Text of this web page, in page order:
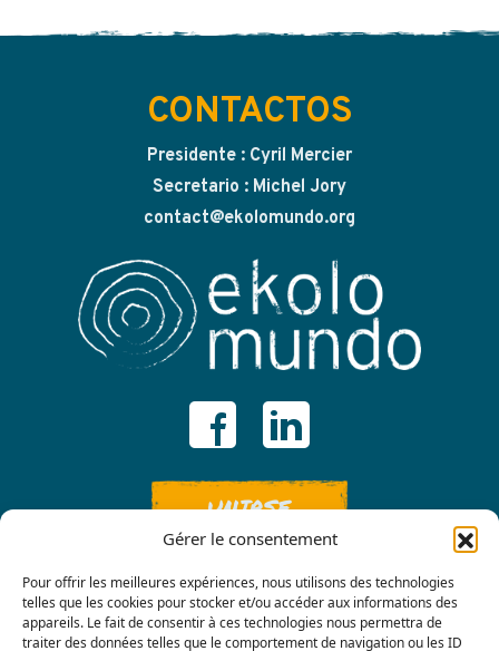
Gérer le consentement
Pour offrir les meilleures expériences, nous utilisons des technologies
telles que les cookies pour stocker et/ou accéder aux informations des
appareils. Le fait de consentir à ces technologies nous permettra de
traiter des données telles que le comportement de navigation ou les ID
CONTACTOS
Presidente : Cyril Mercier
Secretario : Michel Jory
contact@ekolomundo.org
UNIRSE